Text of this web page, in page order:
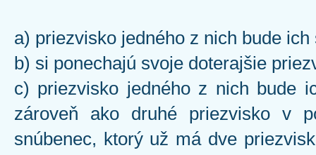
a) priezvisko jedného z nich bude
b) si ponechajú svoje doterajšie
c) priezvisko jedného z nich bude
zároveň ako druhé priezvisko v
snúbenec, ktorý už má dve